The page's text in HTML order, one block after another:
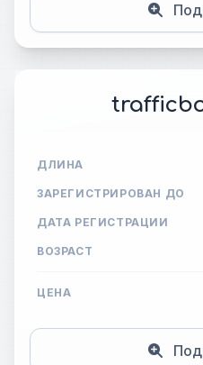
ДЛИНА
ЗАРЕГИСТРИРОВАН ДО
ДАТА РЕГИСТРАЦИИ
ВОЗРАСТ
ЦЕНА